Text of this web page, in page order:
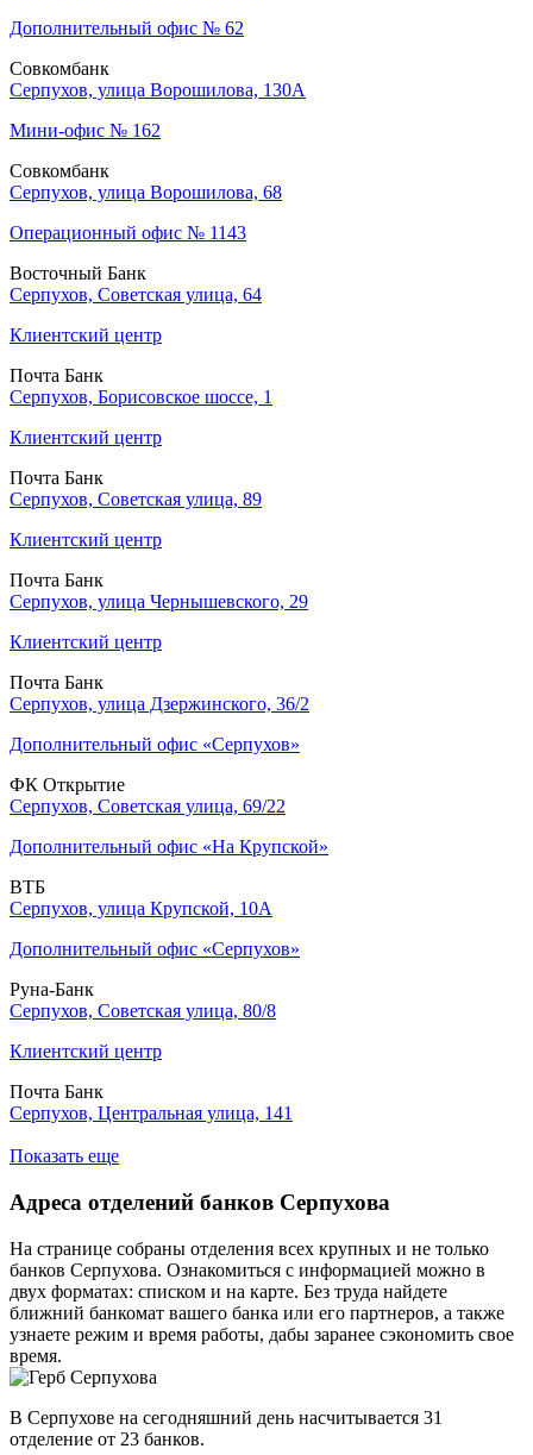
Дополнительный офис № 62
Совкомбанк
Серпухов, улица Ворошилова, 130А
Мини-офис № 162
Совкомбанк
Серпухов, улица Ворошилова, 68
Операционный офис № 1143
Восточный Банк
Серпухов, Советская улица, 64
Клиентский центр
Почта Банк
Серпухов, Борисовское шоссе, 1
Клиентский центр
Почта Банк
Серпухов, Советская улица, 89
Клиентский центр
Почта Банк
Серпухов, улица Чернышевского, 29
Клиентский центр
Почта Банк
Серпухов, улица Дзержинского, 36/2
Дополнительный офис «Серпухов»
ФК Открытие
Серпухов, Советская улица, 69/22
Дополнительный офис «На Крупской»
ВТБ
Серпухов, улица Крупской, 10А
Дополнительный офис «Серпухов»
Руна-Банк
Серпухов, Советская улица, 80/8
Клиентский центр
Почта Банк
Серпухов, Центральная улица, 141
Показать еще
Адреса отделений банков Серпухова
На странице собраны отделения всех крупных и не только
банков Серпухова. Ознакомиться с информацией можно в
двух форматах: списком и на карте. Без труда найдете
ближний банкомат вашего банка или его партнеров, а также
узнаете режим и время работы, дабы заранее сэкономить свое
время.
В Серпухове на сегодняшний день насчитывается 31
отделение от 23 банков.